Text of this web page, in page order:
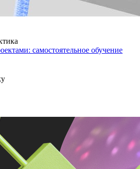
самостоятельное обучение